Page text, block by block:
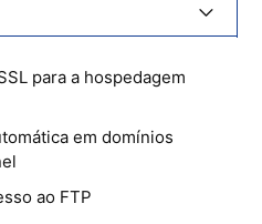
para a hospedagem
em domínios
ao FTP